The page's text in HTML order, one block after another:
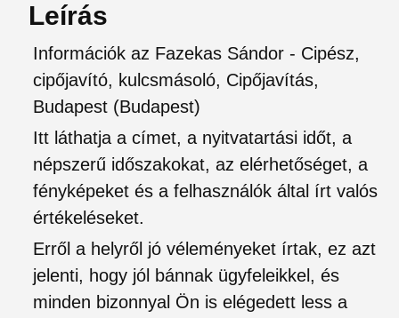
Leírás
Információk az Fazekas Sándor - Cipész,
cipőjavító, kulcsmásoló, Cipőjavítás,
Budapest (Budapest)
Itt láthatja a címet, a nyitvatartási időt, a
népszerű időszakokat, az elérhetőséget, a
fényképeket és a felhasználók által írt valós
értékeléseket.
Erről a helyről jó véleményeket írtak, ez azt
jelenti, hogy jól bánnak ügyfeleikkel, és
minden bizonnyal Ön is elégedett less a